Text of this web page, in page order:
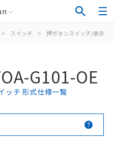
> スイッチ > 押ボタンスイッチ/表示灯
G101-OE
ッチ 形式仕様一覧